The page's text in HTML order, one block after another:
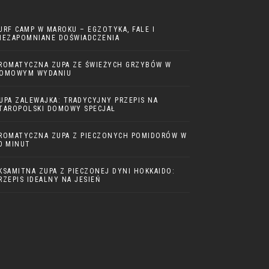
CAMP W MAROKU – EGZOTYKA, FALE I
DOŚWIADCZENIA
ZUPA ZE ŚWIEŻYCH GRZYBÓW W
WYDANIU
ZALEWAJKA: TRADYCYJNY PRZEPIS NA
DOMOWY SPECJAŁ
ZUPA Z PIECZONYCH POMIDORÓW W
MINUT
ZUPA Z PIECZONEJ DYNI HOKKAIDO:
IDEALNY NA JESIEŃ